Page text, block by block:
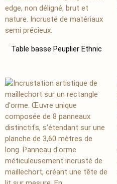
Table basse Peuplier Ethnic